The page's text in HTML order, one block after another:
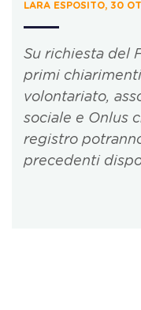
LARA ESPOSITO, 30
Su richiesta del
primi
volontariato,
sociale e Onlus
registro
precedenti